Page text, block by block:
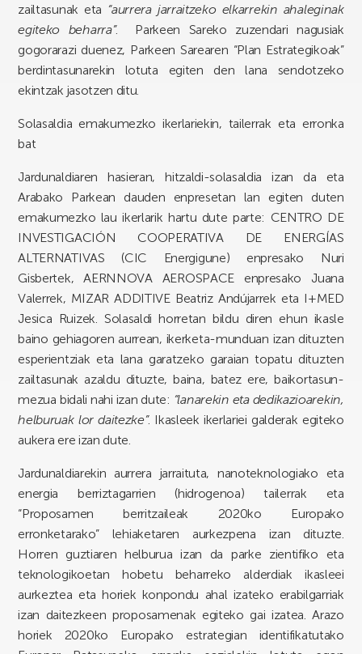
zailtasunak eta “aurrera jarraitzeko elkarrekin ahaleginak
egiteko beharra”. Parkeen Sareko zuzendari nagusiak
gogorarazi duenez, Parkeen Sarearen “Plan Estrategikoak”
berdintasunarekin lotuta egiten den lana sendotzeko
ekintzak jasotzen ditu.
Solasaldia emakumezko ikerlariekin, tailerrak eta erronka
bat
Jardunaldiaren hasieran, hitzaldi-solasaldia izan da eta
Arabako Parkean dauden enpresetan lan egiten duten
emakumezko lau ikerlarik hartu dute parte: CENTRO DE
INVESTIGACIÓN COOPERATIVA DE ENERGÍAS
ALTERNATIVAS (CIC Energigune) enpresako Nuri
Gisbertek, AERNNOVA AEROSPACE enpresako Juana
Valerrek, MIZAR ADDITIVE Beatriz Andújarrek eta I+MED
Jesica Ruizek. Solasaldi horretan bildu diren ehun ikasle
baino gehiagoren aurrean, ikerketa-munduan izan dituzten
esperientziak eta lana garatzeko garaian topatu dituzten
zailtasunak azaldu dituzte, baina, batez ere, baikortasun-
mezua bidali nahi izan dute: “lanarekin eta dedikazioarekin,
helburuak lor daitezke”. Ikasleek ikerlariei galderak egiteko
aukera ere izan dute.
Jardunaldiarekin aurrera jarraituta, nanoteknologiako eta
energia berriztagarrien (hidrogenoa) tailerrak eta
“Proposamen berritzaileak 2020ko Europako
erronketarako” lehiaketaren aurkezpena izan dituzte.
Horren guztiaren helburua izan da parke zientifiko eta
teknologikoetan hobetu beharreko alderdiak ikasleei
aurkeztea eta horiek konpondu ahal izateko erabilgarriak
izan daitezkeen proposamenak egiteko gai izatea. Arazo
horiek 2020ko Europako estrategian identifikatutako